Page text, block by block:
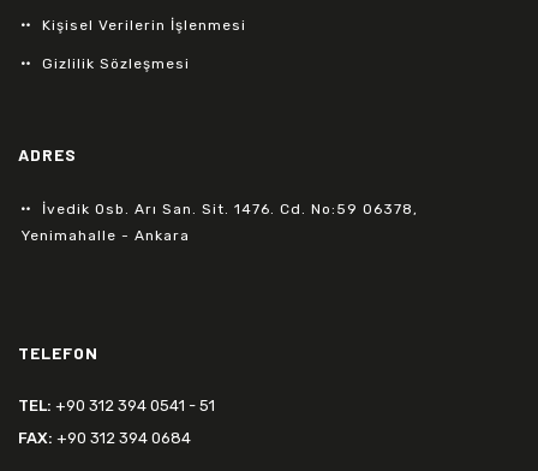
Kişisel Verilerin İşlenmesi
Gizlilik Sözleşmesi
ADRES
İvedik Osb. Arı San. Sit. 1476. Cd. No:59 06378,
Yenimahalle - Ankara
TELEFON
TEL: +90 312 394 0541 - 51
FAX: +90 312 394 0684